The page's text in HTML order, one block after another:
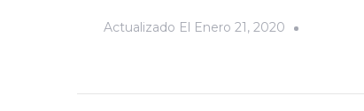
Actualizado El Enero 21, 2020